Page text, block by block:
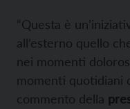
“Questa è
all’esterno quello
nei momenti
momenti quotidiani
commento della